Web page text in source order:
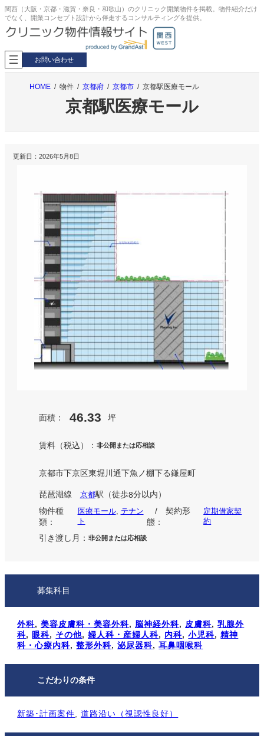
内
容
を
キ
ッ
関西（大阪・京都・滋賀・奈良・和歌山）のクリニック開業物件を掲載。物件紹介だけ
でなく、開業コンセプト設計から伴走するコンサルティングを提供。
お問い合わせ
HOME 物件 京都府 京都市 京都駅医療モール
京都駅医療モール
更新日：2026年5月8日
面積： 46.33 坪
賃料（税込）： 非公開または応相談
京都市下京区東堀川通下魚ノ棚下る鎌屋町
琵琶湖線 京都駅 （徒歩8分以内）
物件種
類：
医療モール, テナン
ト
/ 契約形
態：
定期借家契
約
引き渡し月： 非公開または応相談
募集科目
外科, 美容皮膚科・美容外科, 脳神経外科, 皮膚科, 乳腺外
科, 眼科, その他, 婦人科・産婦人科, 内科, 小児科, 精神
科・心療内科, 整形外科, 泌尿器科, 耳鼻咽喉科
こだわりの条件
新築･計画案件, 道路沿い（視認性良好）